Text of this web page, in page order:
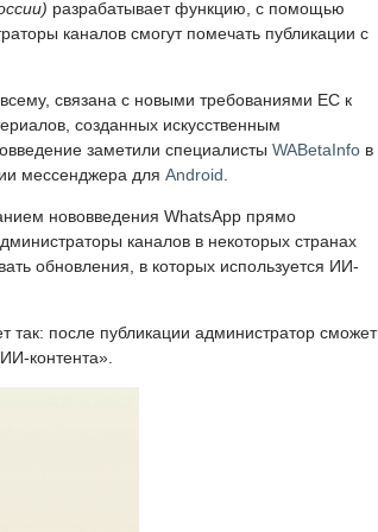
разрабатывает функцию, с помощью
каналов смогут помечать публикации с
связана с новыми требованиями ЕС к
созданных искусственным
заметили специалисты WABetaInfo в
мессенджера для Android
нововведения WhatsApp прямо
каналов в некоторых странах
обновления, в которых используется ИИ-
так: после публикации администратор сможет
контента».